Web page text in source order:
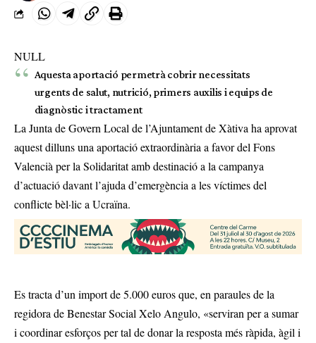
NULL
Aquesta aportació permetrà cobrir necessitats
urgents de salut, nutrició, primers auxilis i equips de
diagnòstic i tractament
La Junta de Govern Local de l’Ajuntament de Xàtiva ha aprovat
aquest dilluns una aportació extraordinària a favor del Fons
Valencià per la Solidaritat amb destinació a la campanya
d’actuació davant l’ajuda d’emergència a les víctimes del
conflicte bèl·lic a Ucraïna.
Es tracta d’un import de 5.000 euros que, en paraules de la
regidora de Benestar Social Xelo Angulo, «serviran per a sumar
i coordinar esforços per tal de donar la resposta més ràpida, àgil i